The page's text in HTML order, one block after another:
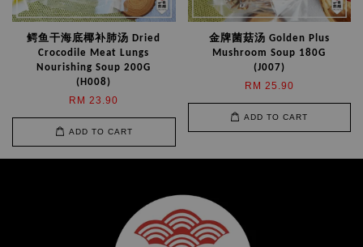
鳄鱼干海底椰补肺汤 Dried
Crocodile Meat Lungs
Nourishing Soup 200G
(H008)
RM 23.90
ADD TO CART
金牌菌菇汤 Golden Plus
Mushroom Soup 180G
(J007)
RM 25.90
ADD TO CART